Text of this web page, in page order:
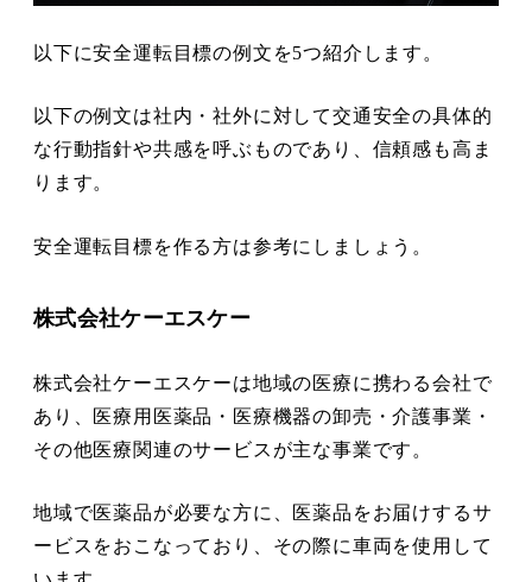
以下に安全運転目標の例文を5つ紹介します。
以下の例文は社内・社外に対して交通安全の具体的
な行動指針や共感を呼ぶものであり、信頼感も高ま
ります。
安全運転目標を作る方は参考にしましょう。
株式会社ケーエスケー
株式会社ケーエスケーは地域の医療に携わる会社で
あり、医療用医薬品・医療機器の卸売・介護事業・
その他医療関連のサービスが主な事業です。
地域で医薬品が必要な方に、医薬品をお届けするサ
ービスをおこなっており、その際に車両を使用して